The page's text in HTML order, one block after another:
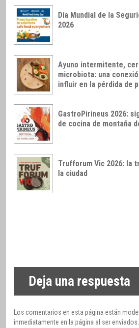
Día Mundial de la
2026
Ayuno intermitente,
microbiota: una
influir en la pérdida de
GastroPirineus 2026:
de cocina de montaña
Trufforum Vic 2026: la
la ciudad
Deja una respuesta
Los comentarios en esta página están
inmediatamente en la página al ser